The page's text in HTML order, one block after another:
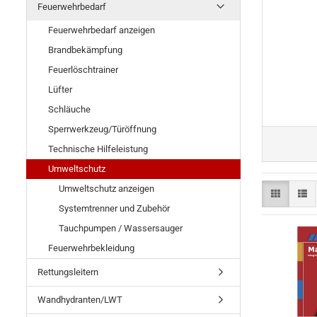
Feuerwehrbedarf
Feuerwehrbedarf anzeigen
Brandbekämpfung
Feuerlöschtrainer
Lüfter
Schläuche
Sperrwerkzeug/Türöffnung
Technische Hilfeleistung
Umweltschutz
Umweltschutz anzeigen
Systemtrenner und Zubehör
Tauchpumpen / Wassersauger
Feuerwehrbekleidung
Rettungsleitern
Wandhydranten/LWT